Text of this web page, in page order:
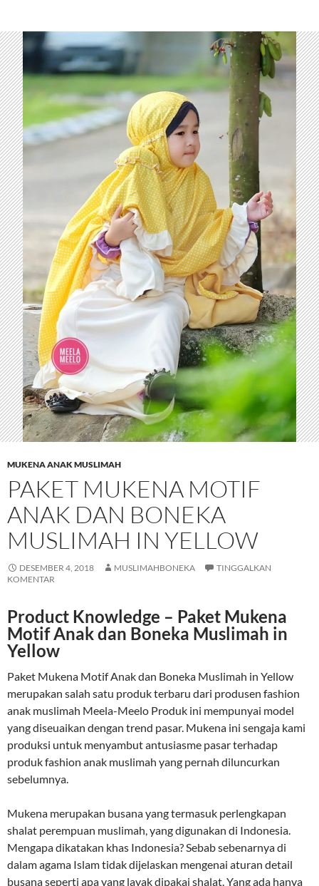
MUKENA ANAK MUSLIMAH
PAKET MUKENA MOTIF
ANAK DAN BONEKA
MUSLIMAH IN YELLOW
DESEMBER 4, 2018 MUSLIMAHBONEKA
TINGGALKAN
KOMENTAR
Product Knowledge – Paket Mukena
Motif Anak dan Boneka Muslimah in
Yellow
Paket Mukena Motif Anak dan Boneka Muslimah in Yellow
merupakan salah satu produk terbaru dari produsen fashion
anak muslimah Meela-Meelo Produk ini mempunyai model
yang diseuaikan dengan trend pasar. Mukena ini sengaja kami
produksi untuk menyambut antusiasme pasar terhadap
produk fashion anak muslimah yang pernah diluncurkan
sebelumnya.
Mukena merupakan busana yang termasuk perlengkapan
shalat perempuan muslimah, yang digunakan di Indonesia.
Mengapa dikatakan khas Indonesia? Sebab sebenarnya di
dalam agama Islam tidak dijelaskan mengenai aturan detail
busana seperti apa yang layak dipakai shalat. Yang ada hanya